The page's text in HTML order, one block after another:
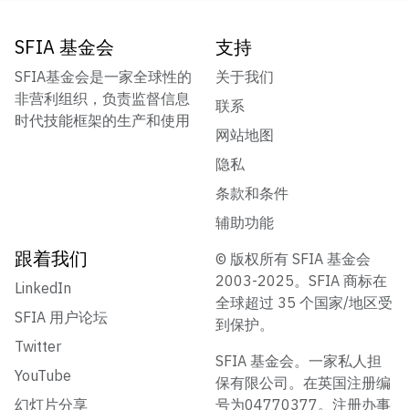
SFIA 基金会
SFIA基金会是一家全球性的
非营利组织，负责监督信息
时代技能框架的生产和使用
支持
关于我们
联系
网站地图
隐私
条款和条件
辅助功能
跟着我们
LinkedIn
SFIA 用户论坛
Twitter
YouTube
幻灯片分享
© 版权所有 SFIA 基金会
2003-2025。SFIA 商标在
全球超过 35 个国家/地区受
到保护。
SFIA 基金会。一家私人担
保有限公司。在英国注册编
号为04770377。注册办事